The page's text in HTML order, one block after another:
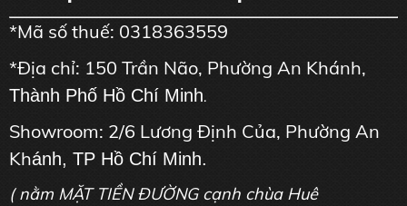
*Mã số thuế: 0318363559
*Địa chỉ: 150 Trần Não, Phường An Khánh,
Thành Phố Hồ Chí Minh.
Showroom: 2/6 Lương Định Của, Phường An
Khánh, TP Hồ Chí Minh.
( nằm MẶT TIỀN ĐƯỜNG cạnh chùa Huê